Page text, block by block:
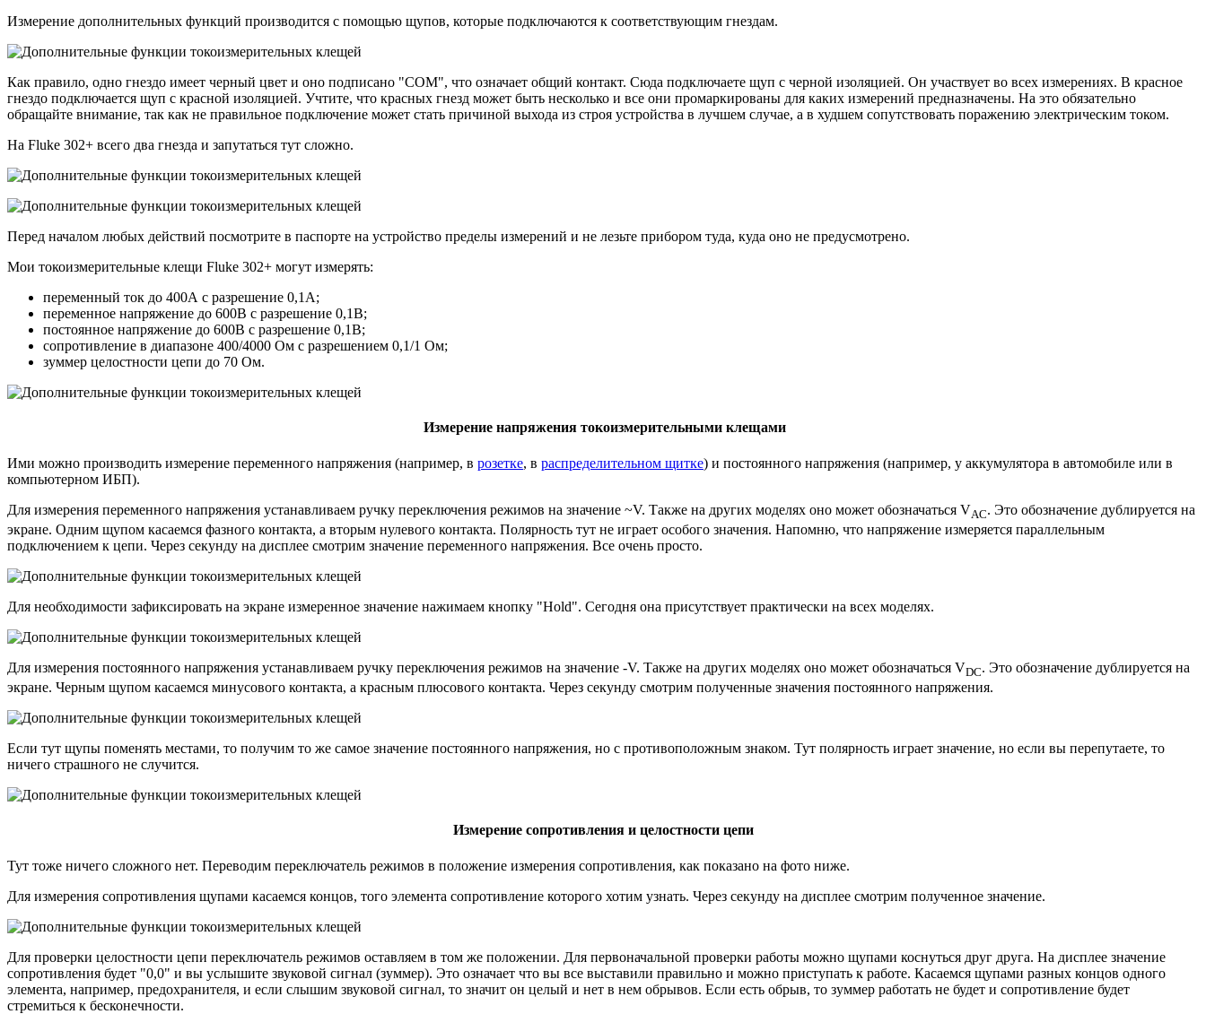
Измерение дополнительных функций производится с помощью щупов, которые подключаются к соответствующим гнездам.
Как правило, одно гнездо имеет черный цвет и оно подписано "COM", что означает общий контакт. Сюда подключаете щуп с черной изоляцией. Он участвует во всех измерениях. В красное
гнездо подключается щуп с красной изоляцией. Учтите, что красных гнезд может быть несколько и все они промаркированы для каких измерений предназначены. На это обязательно
обращайте внимание, так как не правильное подключение может стать причиной выхода из строя устройства в лучшем случае, а в худшем сопутствовать поражению электрическим током.
На Fluke 302+ всего два гнезда и запутаться тут сложно.
Перед началом любых действий посмотрите в паспорте на устройство пределы измерений и не лезьте прибором туда, куда оно не предусмотрено.
Мои токоизмерительные клещи Fluke 302+ могут измерять:
переменный ток до 400А с разрешение 0,1А;
переменное напряжение до 600В с разрешение 0,1В;
постоянное напряжение до 600В с разрешение 0,1В;
сопротивление в диапазоне 400/4000 Ом с разрешением 0,1/1 Ом;
зуммер целостности цепи до 70 Ом.
Измерение напряжения токоизмерительными клещами
Ими можно производить измерение переменного напряжения (например, в розетке, в распределительном щитке) и постоянного напряжения (например, у аккумулятора в автомобиле или в
компьютерном ИБП).
Для измерения переменного напряжения устанавливаем ручку переключения режимов на значение ~V. Также на других моделях оно может обозначаться VAC. Это обозначение дублируется на
экране. Одним щупом касаемся фазного контакта, а вторым нулевого контакта. Полярность тут не играет особого значения. Напомню, что напряжение измеряется параллельным
подключением к цепи. Через секунду на дисплее смотрим значение переменного напряжения. Все очень просто.
Для необходимости зафиксировать на экране измеренное значение нажимаем кнопку "Hold". Сегодня она присутствует практически на всех моделях.
Для измерения постоянного напряжения устанавливаем ручку переключения режимов на значение -V. Также на других моделях оно может обозначаться VDC. Это обозначение дублируется на
экране. Черным щупом касаемся минусового контакта, а красным плюсового контакта. Через секунду смотрим полученные значения постоянного напряжения.
Если тут щупы поменять местами, то получим то же самое значение постоянного напряжения, но с противоположным знаком. Тут полярность играет значение, но если вы перепутаете, то
ничего страшного не случится.
Измерение сопротивления и целостности цепи
Тут тоже ничего сложного нет. Переводим переключатель режимов в положение измерения сопротивления, как показано на фото ниже.
Для измерения сопротивления щупами касаемся концов, того элемента сопротивление которого хотим узнать. Через секунду на дисплее смотрим полученное значение.
Для проверки целостности цепи переключатель режимов оставляем в том же положении. Для первоначальной проверки работы можно щупами коснуться друг друга. На дисплее значение
сопротивления будет "0,0" и вы услышите звуковой сигнал (зуммер). Это означает что вы все выставили правильно и можно приступать к работе. Касаемся щупами разных концов одного
элемента, например, предохранителя, и если слышим звуковой сигнал, то значит он целый и нет в нем обрывов. Если есть обрыв, то зуммер работать не будет и сопротивление будет
стремиться к бесконечности.